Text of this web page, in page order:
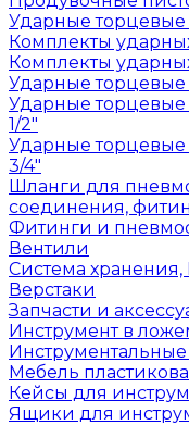
Ударные
Комплекты
Комплекты
Ударные торцевые
Ударные
1/2"
Ударные
3/4"
Шланги для
соединения,
Фитинги и
Вентили
Система
Верстаки
Запчасти и
Инструмент в
Мебель
Кейсы для
Ящики для